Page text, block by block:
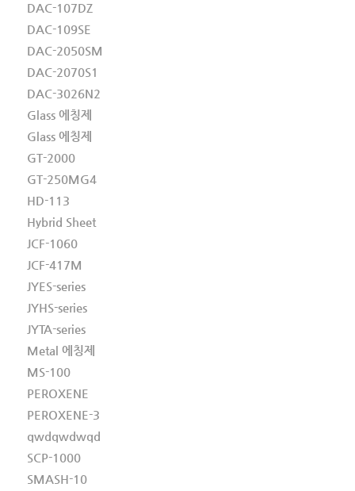
DAC-107DZ
DAC-109SE
DAC-2050SM
DAC-2070S1
DAC-3026N2
Glass 에칭제
Glass 에칭제
GT-2000
GT-250MG4
HD-113
Hybrid Sheet
JCF-1060
JCF-417M
JYES-series
JYHS-series
JYTA-series
Metal 에칭제
MS-100
PEROXENE
PEROXENE-3
qwdqwdwqd
SCP-1000
SMASH-10